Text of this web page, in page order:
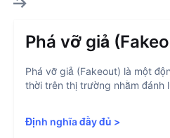
Phá vỡ giả
Phá vỡ giả (Fakeout) là một
thời trên thị trường nhằm đánh
Định nghĩa đầy đủ >